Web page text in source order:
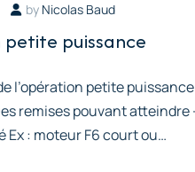
by Nicolas Baud
puissance
l’opération petite
remises pouvant atteindre
Ex : moteur F6 court ou…